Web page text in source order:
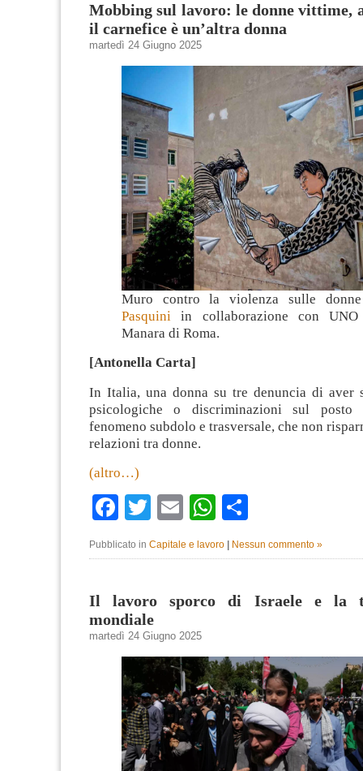
Mobbing sul lavoro: le donne vittime,
il carnefice è un’altra donna
martedì 24 Giugno 2025
Muro contro la violenza sulle
Pasquini in collaborazione con
Manara di Roma.
[Antonella Carta]
In Italia, una donna su tre denuncia di aver
psicologiche o discriminazioni sul
fenomeno subdolo e trasversale, che non
relazioni tra donne.
(altro…)
Facebook
TwitterEmailWhatsApp
Pubblicato in Capitale e lavoro Nessun commento »
Il lavoro sporco di Israele e la
mondiale
martedì 24 Giugno 2025